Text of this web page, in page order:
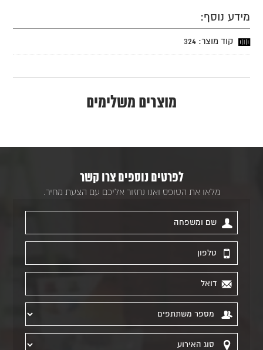
מידע נוסף:
קוד מוצר: 324
מוצרים משלימים
לפרטים נוספים צרו קשר
מלאו את הטופס ואנו נחזור אליכם עם הצעת מחיר.